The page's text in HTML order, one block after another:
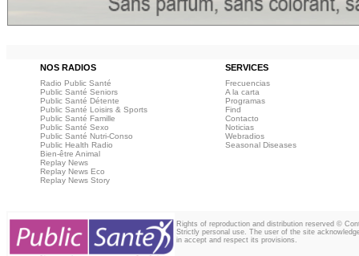
NOS RADIOS SERVICES
Radio Public Santé
Public Santé Seniors
Public Santé Détente
Public Santé Loisirs & Sports
Public Santé Famille
Public Santé Sexo
Public Santé Nutri-Conso
Public Health Radio
Bien-être Animal
Replay News
Replay News Eco
Replay News Story
Frecuencias
A la carta
Programas
Find
Contacto
Noticias
Webradios
Seasonal Diseases
Rights of reproduction and distribution reserved ©
Strictly personal use. The user of the site
in accept and respect its provisions.